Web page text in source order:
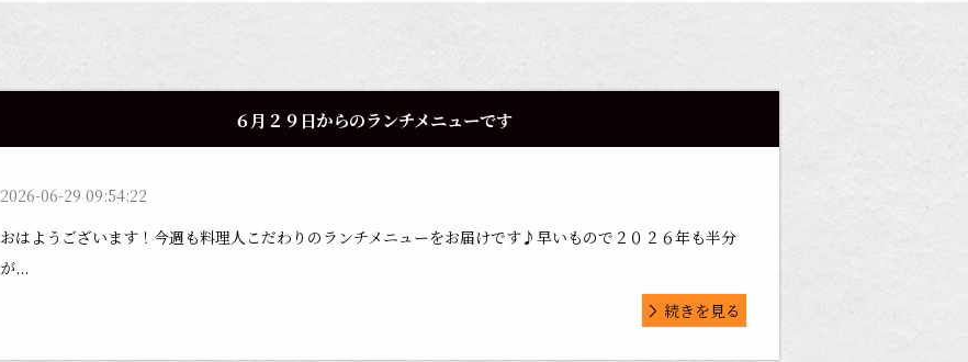
６月２９日からのランチメニューです
2026-06-29 09:54:22
おはようございます！今週も料理人こだわりのランチメニューをお届けです♪早いもので２０２６年も半分
が...
続きを見る